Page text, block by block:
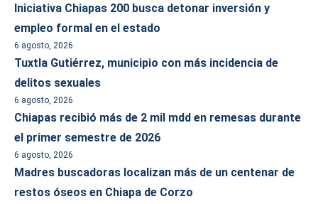
Iniciativa Chiapas 200 busca detonar inversión y
empleo formal en el estado
6 agosto, 2026
Tuxtla Gutiérrez, municipio con más incidencia de
delitos sexuales
6 agosto, 2026
Chiapas recibió más de 2 mil mdd en remesas durante
el primer semestre de 2026
6 agosto, 2026
Madres buscadoras localizan más de un centenar de
restos óseos en Chiapa de Corzo